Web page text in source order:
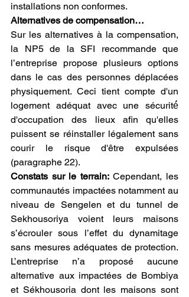
installations non conformes.
Alternatives de compensation…
Sur les alternatives à la compensation,
la NP5 de la SFI recommande que
l’entreprise propose plusieurs options
dans le cas des personnes déplacées
physiquement. Ceci tient compte d'un
logement adéquat avec une sécurité́
d'occupation des lieux afin qu'elles
puissent se réinstaller légalement sans
courir le risque d'être expulsées
(paragraphe 22).
Constats sur le terrain: Cependant, les
communautés impactées notamment au
niveau de Sengelen et du tunnel de
Sekhousoriya voient leurs maisons
s’écrouler sous l’effet du dynamitage
sans mesures adéquates de protection.
L’entreprise n’a proposé aucune
alternative aux impactées de Bombiya
et Sékhousoria dont les maisons sont